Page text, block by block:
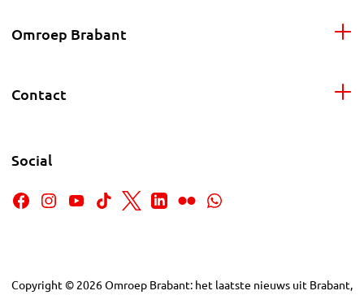
Omroep Brabant
Contact
Social
Copyright © 2026Omroep Brabant: het laatste nieuws uit Brabant,